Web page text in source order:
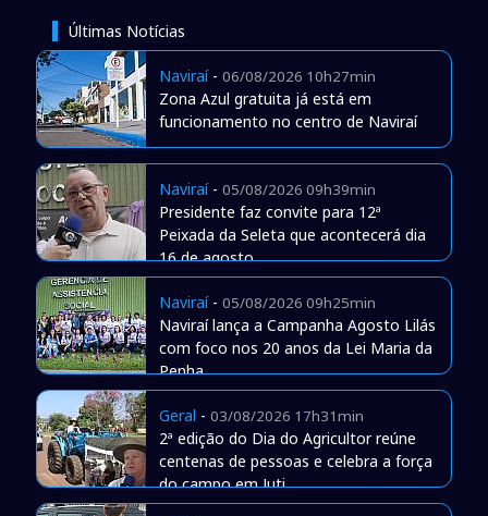
Últimas Notícias
Naviraí- 06/08/2026 10h27min
Zona Azul gratuita já está em
funcionamento no centro de Naviraí
Naviraí- 05/08/2026 09h39min
Presidente faz convite para 12ª
Peixada da Seleta que acontecerá dia
16 de agosto
Naviraí- 05/08/2026 09h25min
Naviraí lança a Campanha Agosto Lilás
com foco nos 20 anos da Lei Maria da
Penha
Geral - 03/08/2026 17h31min
2ª edição do Dia do Agricultor reúne
centenas de pessoas e celebra a força
do campo em Juti